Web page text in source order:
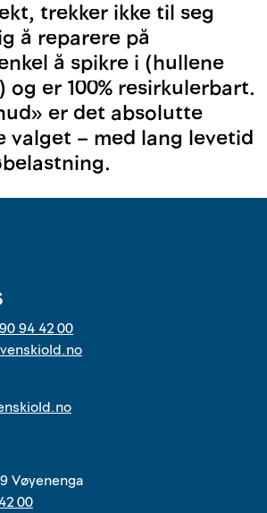
trekker ikke til seg
å reparere på
å spikre i (hullene
og er 100% resirkulerbart.
er det absolutte
valget – med lang levetid
94 42 00
Vøyenenga
00